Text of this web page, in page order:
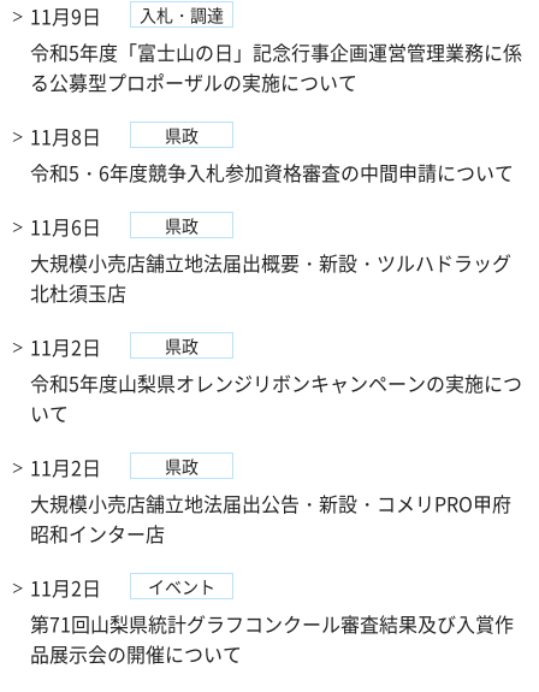
11月9日
入札・調達
令和5年度「富士山の日」記念行事企画運営管理業務に係
る公募型プロポーザルの実施について
11月8日
県政
令和5・6年度競争入札参加資格審査の中間申請について
11月6日
県政
大規模小売店舗立地法届出概要・新設・ツルハドラッグ
北杜須玉店
11月2日
県政
令和5年度山梨県オレンジリボンキャンペーンの実施につ
いて
11月2日
県政
大規模小売店舗立地法届出公告・新設・コメリPRO甲府
昭和インター店
11月2日
イベント
第71回山梨県統計グラフコンクール審査結果及び入賞作
品展示会の開催について